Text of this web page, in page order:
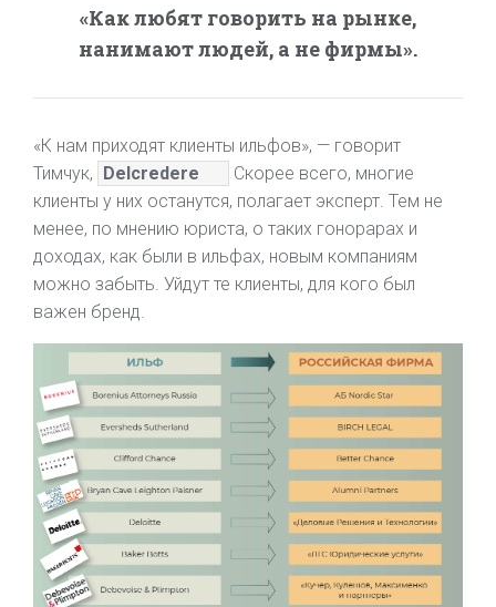
«Как любят говорить на рынке,
нанимают людей, а не фирмы».
«К нам приходят клиенты ильфов», — говорит
Тимчук,
Delcredere
Скорее всего, многие
клиенты у них останутся, полагает эксперт. Тем не
менее, по мнению юриста, о таких гонорарах и
доходах, как были в ильфах, новым компаниям
можно забыть. Уйдут те клиенты, для кого был
важен бренд.